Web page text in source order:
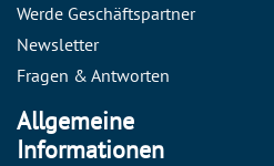
Werde Geschäftspartner
Newsletter
Fragen & Antworten
Allgemeine
Informationen